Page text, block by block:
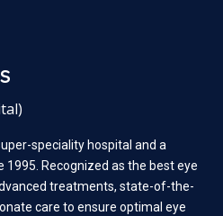
speciality hospital and a
Recognized as the best eye
treatments, state-of-the-
care to ensure optimal eye